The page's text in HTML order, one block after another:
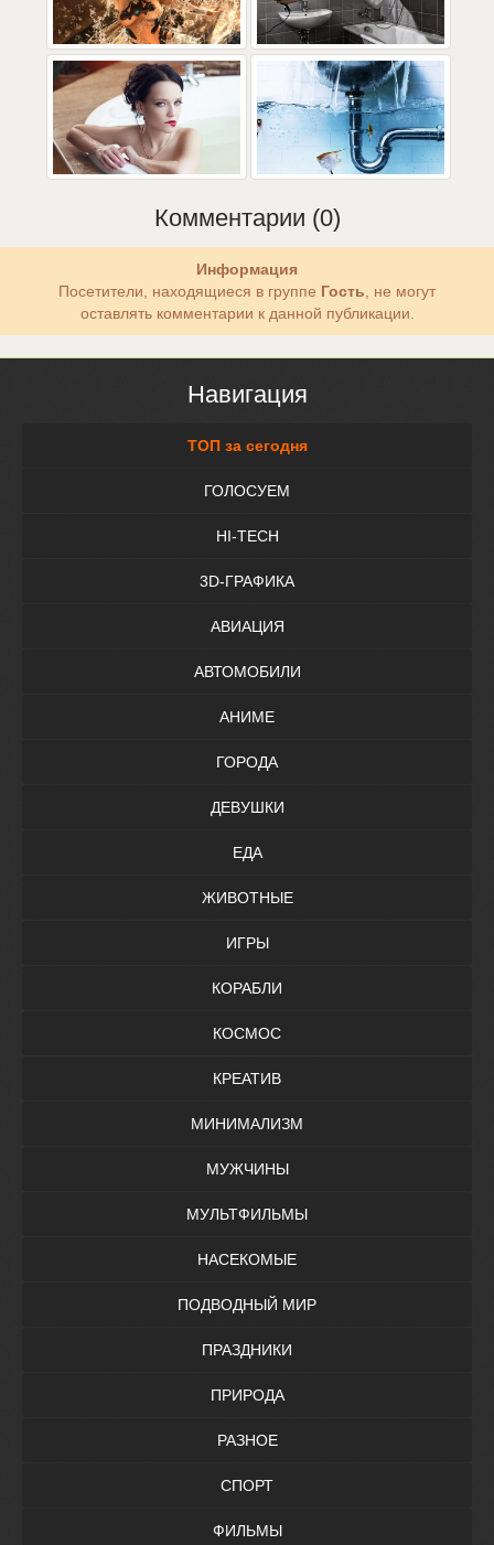
Комментарии (0)
Информация
Посетители, находящиеся в группе Гость , не могут
оставлять комментарии к данной публикации.
Навигация
ТОП за сегодня
ГОЛОСУЕМ
HI-TECH
3D-ГРАФИКА
АВИАЦИЯ
АВТОМОБИЛИ
АНИМЕ
ГОРОДА
ДЕВУШКИ
ЕДА
ЖИВОТНЫЕ
ИГРЫ
КОРАБЛИ
КОСМОС
КРЕАТИВ
МИНИМАЛИЗМ
МУЖЧИНЫ
МУЛЬТФИЛЬМЫ
НАСЕКОМЫЕ
ПОДВОДНЫЙ МИР
ПРАЗДНИКИ
ПРИРОДА
РАЗНОЕ
СПОРТ
ФИЛЬМЫ